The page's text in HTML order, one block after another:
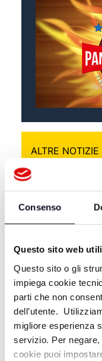
Consenso
Questo sito web
Questo sito o gli
impiega cookie
parti che non
dell’utente.
migliore esperienza
servizio. Per negare,
cookie puoi
ALTRE NOTIZIE
CALCIO: